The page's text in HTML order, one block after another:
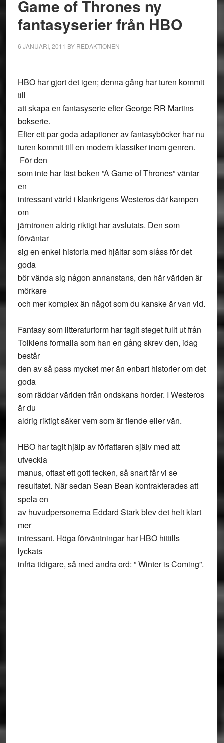
Game of Thrones ny
fantasyserier från HBO
6 JANUARI, 2011 BY REDAKTIONEN
HBO har gjort det igen; denna gång har turen kommit
till
att skapa en fantasyserie efter George RR Martins
bokserie.
Efter ett par goda adaptioner av fantasyböcker har nu
turen kommit till en modern klassiker inom genren.
För den
som inte har läst boken ”A Game of Thrones” väntar
en
intressant värld i klankrigens Westeros där kampen
om
järntronen aldrig riktigt har avslutats. Den som
förväntar
sig en enkel historia med hjältar som slåss för det
goda
bör vända sig någon annanstans, den här världen är
mörkare
och mer komplex än något som du kanske är van vid.
Fantasy som litteraturform har tagit steget fullt ut från
Tolkiens formalia som han en gång skrev den, idag
består
den av så pass mycket mer än enbart historier om det
goda
som räddar världen från ondskans horder. I Westeros
är du
aldrig riktigt säker vem som är fiende eller vän.
HBO har tagit hjälp av författaren själv med att
utveckla
manus, oftast ett gott tecken, så snart får vi se
resultatet. När sedan Sean Bean kontrakterades att
spela en
av huvudpersonerna Eddard Stark blev det helt klart
mer
intressant. Höga förväntningar har HBO hittills
lyckats
infria tidigare, så med andra ord: ” Winter is Coming”.